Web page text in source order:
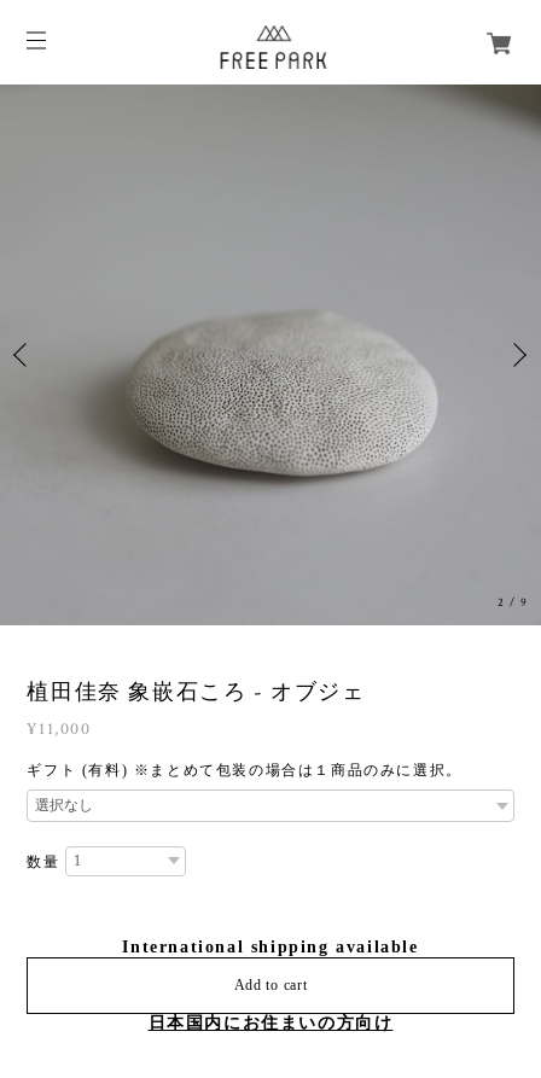
2 /9
植田佳奈 象嵌石ころ - オブジェ
¥11,000
ギフト (有料) ※まとめて包装の場合は１商品のみに選択。
数量
International shipping available
Add to cart
日本国内にお住まいの方向け